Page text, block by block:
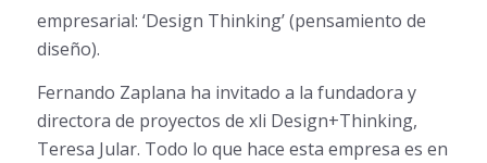
empresarial: ‘Design Thinking’ (pensamiento de
diseño).
Fernando Zaplana ha invitado a la fundadora y
directora de proyectos de xli Design+Thinking,
Teresa Jular. Todo lo que hace esta empresa es en